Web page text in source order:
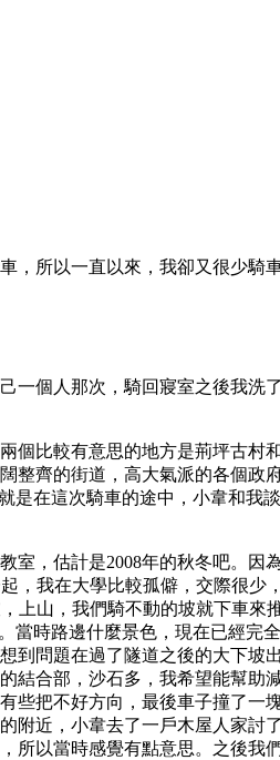
，所以一直以來，我卻又很少騎車
一個人那次，騎回寢室之後我洗
個比較有意思的地方是荊坪古村
整齊的街道，高大氣派的各個政
是在這次騎車的途中，小韋和我
室，估計是2008年的秋冬吧。因
，我在大學比較孤僻，交際很少
上山，我們騎不動的坡就下車來
當時路邊什麼景色，現在已經完
到問題在過了隧道之後的大下坡
結合部，沙石多，我希望能幫助
些把不好方向，最後車子撞了一
附近，小韋去了一戶木屋人家討
所以當時感覺有點意思。之後我